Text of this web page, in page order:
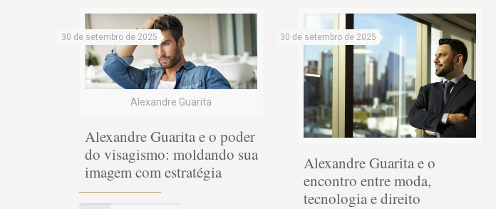
Alexandre Guarita
30 de setembro de 2025
Alexandre Guarita e o poder
do visagismo: moldando sua
imagem com estratégia
30 de setembro de 2025
Alexandre Guarita e o
encontro entre moda,
tecnologia e direito